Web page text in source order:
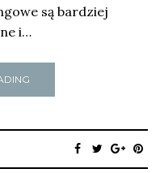
są bardziej
i…